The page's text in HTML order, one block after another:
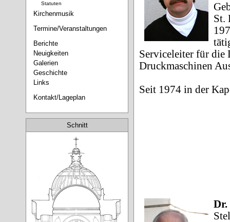
Statuten
Kirchenmusik
Termine/Veranstaltungen
Berichte
Neuigkeiten
Galerien
Geschichte
Links
Kontakt/Lageplan
Schnitt
St.
Serviceleiter für die
Druckmaschinen
Seit 1974 in der
Dr.